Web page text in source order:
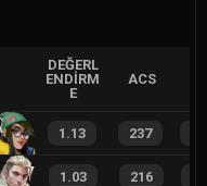
DEĞERL
ENDIRM
E
ACS
1.13 237
1.03 216